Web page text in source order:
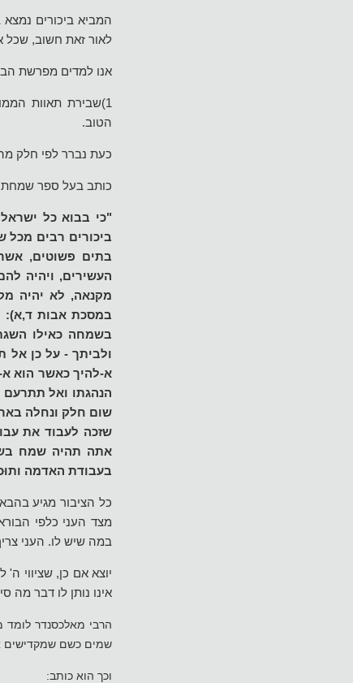
המביא ביכורים
לאור זאת חשוב, שכל
אנו למדים מפרשת
הטוב.
כעת נברר לפי חלק
כותב בעל ספר שמחת
"כי בבוא כל
ביכורים רבים מכל
בתים פשוטים,
העשירים, ויהיה
מקנאה, לא יהיה
במסכת אבות ד,א):
בשמחה כאילו
ולביתך - על כן
א-להיך כאשר הוא
הנהגתו ואל תתרעם
שום חלק ונחלה
שזכה לעבוד את
אתה תהיה שמח
בעבודת האדמה
כל הציבור מגיע
מצד העני כלפי
במה שיש לו. העני
יוצא אם כן, שציווי
אינו נותן לו דבר מה
הרבי מאלכסנדר
שמים כשם שמקדישים
וכך הוא כותב: